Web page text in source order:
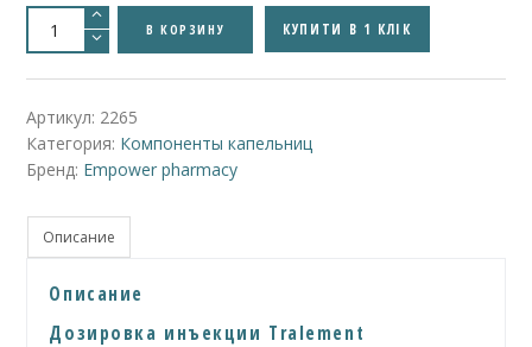
Количество
товара
Tralement
-
(цинк/
медь/
манган/
селен)
В КОРЗИНУ КУПИТИ В 1 КЛІК
Артикул: 2265
Категория: Компоненты капельниц
Бренд: Empower pharmacy
Описание
Описание
Дозировка инъекции Tralement